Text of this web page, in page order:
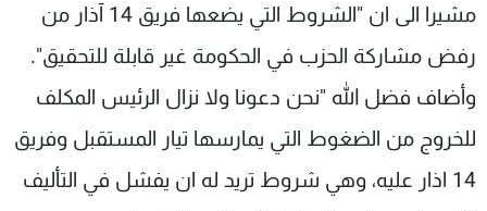
مشيرا الى ان "الشروط التي يضعها فريق 14 آذار من
رفض مشاركة الحزب في الحكومة غير قابلة للتحقيق".
وأضاف فضل الله "نحن دعونا ولا نزال الرئيس المكلف
للخروج من الضغوط التي يمارسها تيار المستقبل وفريق
14 اذار عليه، وهي شروط تريد له ان يفشل في التأليف